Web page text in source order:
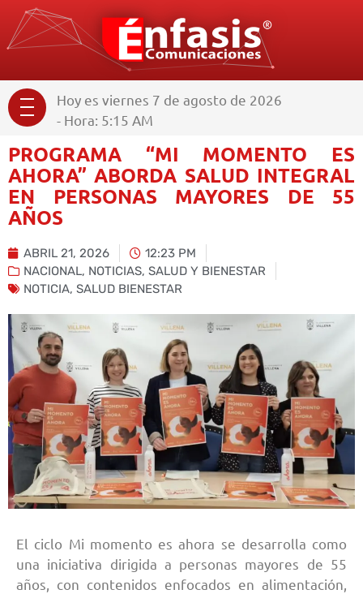
Hoy es viernes 7 de agosto de 2026
- Hora: 5:15 AM
PROGRAMA “MI MOMENTO ES
AHORA” ABORDA SALUD INTEGRAL
EN PERSONAS MAYORES DE 55
AÑOS
ABRIL 21, 2026
12:23 PM
NACIONAL, NOTICIAS, SALUD Y BIENESTAR
NOTICIA, SALUD BIENESTAR
El ciclo Mi momento es ahora se desarrolla como
una iniciativa dirigida a personas mayores de 55
años, con contenidos enfocados en alimentación,